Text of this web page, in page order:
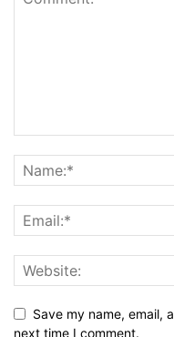
Save my name, email,
next time I comment.